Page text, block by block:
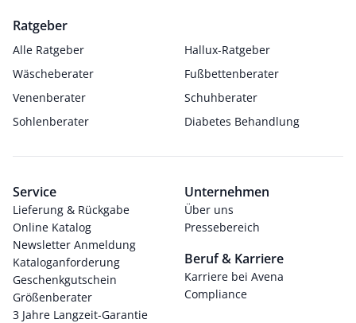
Ratgeber
Alle Ratgeber
Hallux-Ratgeber
Wäscheberater
Fußbettenberater
Venenberater
Schuhberater
Sohlenberater
Diabetes Behandlung
Service
Lieferung & Rückgabe
Online Katalog
Newsletter Anmeldung
Kataloganforderung
Geschenkgutschein
Größenberater
3 Jahre Langzeit-Garantie
Unternehmen
Über uns
Pressebereich
Beruf & Karriere
Karriere bei Avena
Compliance